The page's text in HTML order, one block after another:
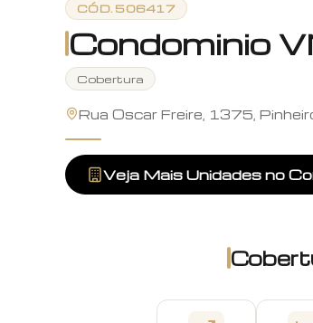
CÓD. 506417
Condominio
Cobertura
Rua Oscar Freire, 1375,
Veja Mais Unidades no